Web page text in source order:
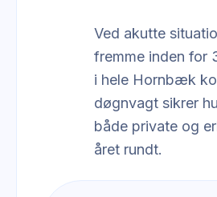
Ved akutte
fremme inden for
i hele Hornbæk
døgnvagt sikrer
både private og
året rundt.